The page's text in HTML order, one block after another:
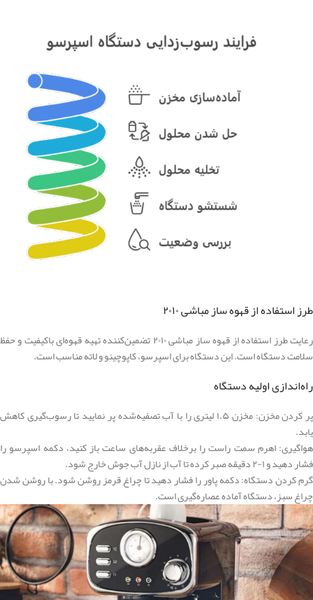
طرز استفاده از قهوه ساز مباشی ۲۰۱۰
رعایت طرز استفاده از قهوه ساز مباشی ۲۰۱۰ تضمین‌کننده تهیه قهوه‌ای باکیفیت و حفظ
سلامت دستگاه است. این دستگاه برای اسپرسو، کاپوچینو و لاته مناسب است.
راه‌اندازی اولیه دستگاه
پر کردن مخزن: مخزن ۱.۵ لیتری را با آب تصفیه‌شده پر نمایید تا رسوب‌گیری کاهش
یابد.
هواگیری: اهرم سمت راست را برخلاف عقربه‌های ساعت باز کنید، دکمه اسپرسو را
فشار دهید و ۱-۲ دقیقه صبر کرده تا آب از نازل آب جوش خارج شود.
گرم کردن دستگاه: دکمه پاور را فشار دهید تا چراغ قرمز روشن شود. با روشن شدن
چراغ سبز، دستگاه آماده عصاره‌گیری است.